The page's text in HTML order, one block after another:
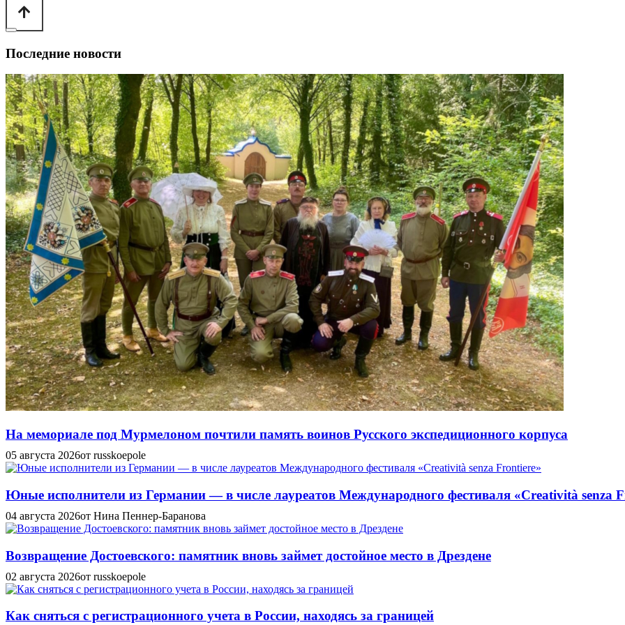
Последние новости
На мемориале под Мурмелоном почтили память воинов Русского экспедиционного корпуса
05 августа 2026от russkoepole
Юные исполнители из Германии — в числе лауреатов Международного фестиваля «Creatività senza
04 августа 2026от Нина Пеннер-Баранова
Возвращение Достоевского: памятник вновь займет достойное место в Дрездене
02 августа 2026от russkoepole
Как сняться с регистрационного учета в России, находясь за границей